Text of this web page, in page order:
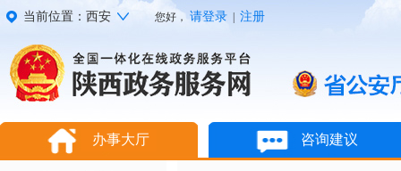
当前位置：西安 您好， 请登录 注册
办事大厅 咨询建议